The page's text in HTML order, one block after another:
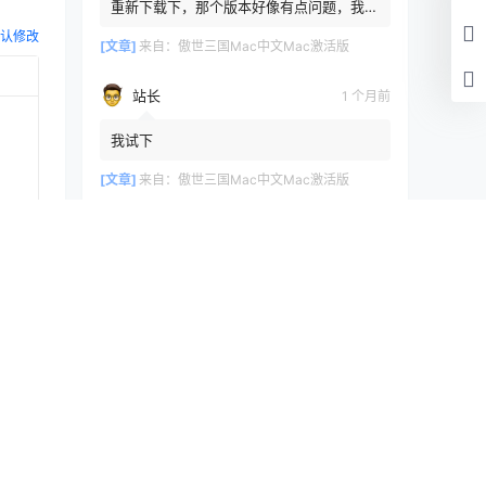
修改
重新下载下，那个版本好像有点问题，我重
[文章] 来自： 傲世三国Mac中文Mac激活版
站长 1 个月前
我试下
[文章] 来自： 傲世三国Mac中文Mac激活版